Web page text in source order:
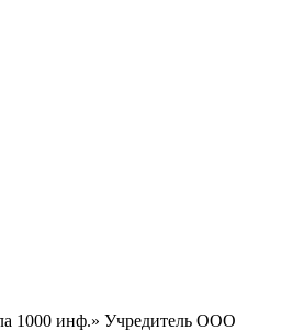
1000 инф.» Учредитель ООО